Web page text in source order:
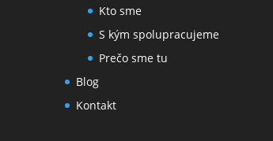
Kto sme
S kým spolupracujeme
Prečo sme tu
Blog
Kontakt